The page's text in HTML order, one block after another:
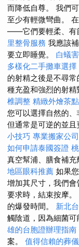
而降低自尊。 我們
至少有輕微彎曲。
——它們要輕柔、有
里整骨服務 我應該
要立即睡覺。 白蟻
多樣化二手攤車選擇
的射精之後是不尋常
種充盈和強烈的射精
椎調整 精緻外燴茶
您可以選擇自然的、
但通常是可逆的並且
小技巧 專業搬家公
如何申請泰國簽證
真空幫浦、膳食補充
地區眼科推薦 如果
增加其尺寸，我們
要求時，結束按摩。
的爆發時間。 新北
觸陰道，因為細菌可
雄的台胞證辦理指南
案。 值得信賴的葬